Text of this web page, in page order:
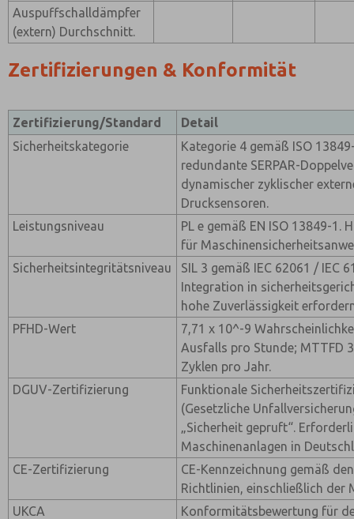
Auspuffschalldämpfer
(extern) Durchschnitt.
Zertifizierungen & Konformität
Zertifizierung/Standard
Detail
Sicherheitskategorie
Kategorie 4 gemäß ISO
redundante SERPAR-
dynamischer zyklischer
Drucksensoren.
Leistungsniveau
PL e gemäß EN ISO 13849-1.
für
Sicherheitsintegritätsniveau
SIL 3 gemäß IEC 62061 / IEC
Integration in
hohe Zuverlässigkeit
PFHD-Wert
7,71 x 10^-9
Ausfalls pro Stunde; MTTFD
Zyklen pro Jahr.
DGUV-Zertifizierung
Funktionale
(Gesetzliche
„Sicherheit gepruft“.
Maschinenanlagen in
CE-Zertifizierung
CE-Kennzeichnung gemäß
Richtlinien, einschließlich der
UKCA
Konformitätsbewertung für